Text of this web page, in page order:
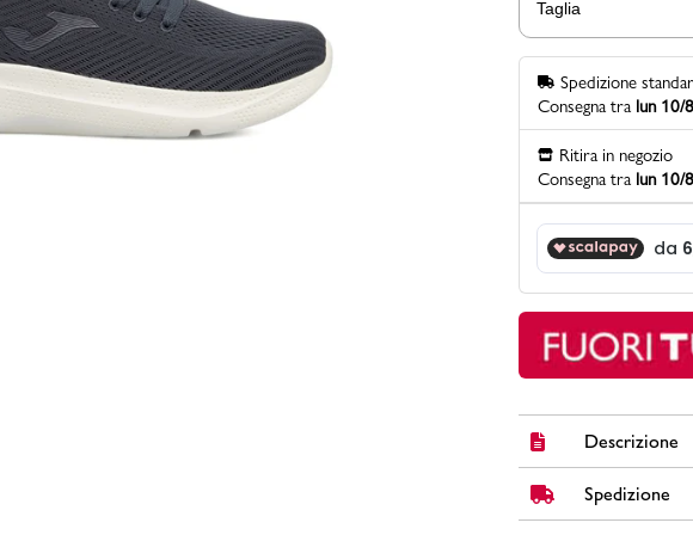
PittaRosso PittaRosso
Gioco della
divertenti
Taglia
Spedizione
Consegna tra lun 10/
Ritira in negozio
Consegna tra lun 10/
Descrizione
Sneakers sportive
e attività quotidiane.
Spedizione